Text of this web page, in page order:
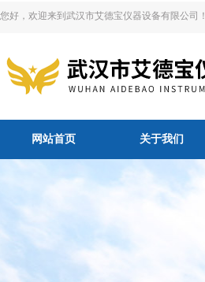
您好，欢迎来到武汉市艾德宝仪器设备有限公司！
网站首页 关于我们